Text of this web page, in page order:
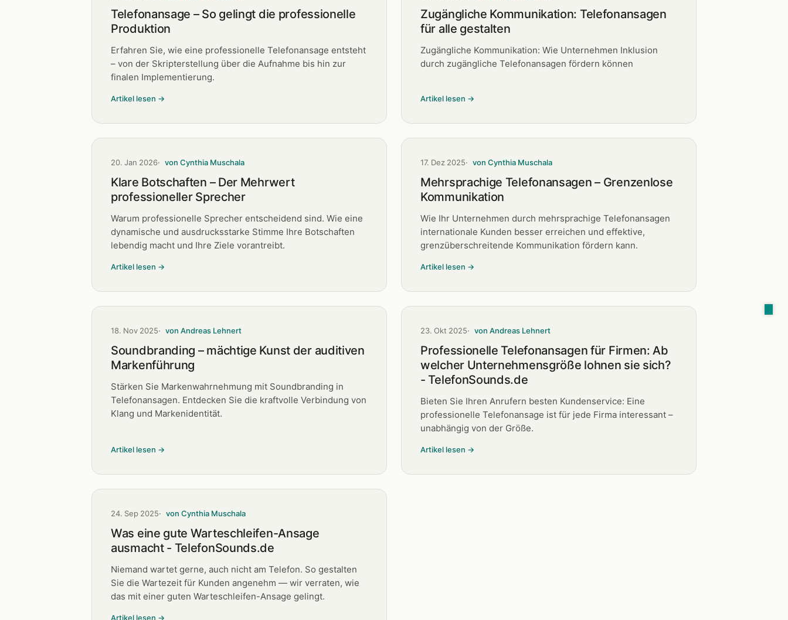
Telefonansage – So gelingt die professionelle
Produktion
Erfahren Sie, wie eine professionelle Telefonansage entsteht
– von der Skripterstellung über die Aufnahme bis hin zur
finalen Implementierung.
Artikel lesen →
Zugängliche Kommunikation: Telefonansagen
für alle gestalten
Zugängliche Kommunikation: Wie Unternehmen Inklusion
durch zugängliche Telefonansagen fördern können
Artikel lesen →
20. Jan 2026 von Cynthia Muschala
Klare Botschaften – Der Mehrwert
professioneller Sprecher
Warum professionelle Sprecher entscheidend sind. Wie eine
dynamische und ausdrucksstarke Stimme Ihre Botschaften
lebendig macht und Ihre Ziele vorantreibt.
Artikel lesen →
17. Dez 2025 von Cynthia Muschala
Mehrsprachige Telefonansagen – Grenzenlose
Kommunikation
Wie Ihr Unternehmen durch mehrsprachige Telefonansagen
internationale Kunden besser erreichen und effektive,
grenzüberschreitende Kommunikation fördern kann.
Artikel lesen →
18. Nov 2025 von Andreas Lehnert
Soundbranding – mächtige Kunst der auditiven
Markenführung
Stärken Sie Markenwahrnehmung mit Soundbranding in
Telefonansagen. Entdecken Sie die kraftvolle Verbindung von
Klang und Markenidentität.
Artikel lesen →
23. Okt 2025 von Andreas Lehnert
Professionelle Telefonansagen für Firmen: Ab
welcher Unternehmensgröße lohnen sie sich?
- TelefonSounds.de
Bieten Sie Ihren Anrufern besten Kundenservice: Eine
professionelle Telefonansage ist für jede Firma interessant –
unabhängig von der Größe.
Artikel lesen →
24. Sep 2025 von Cynthia Muschala
Was eine gute Warteschleifen-Ansage
ausmacht - TelefonSounds.de
Niemand wartet gerne, auch nicht am Telefon. So gestalten
Sie die Wartezeit für Kunden angenehm — wir verraten, wie
das mit einer guten Warteschleifen-Ansage gelingt.
Artikel lesen →